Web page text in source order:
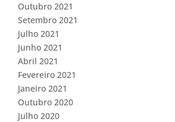
Outubro 2021
Setembro 2021
Julho 2021
Junho 2021
Abril 2021
Fevereiro 2021
Janeiro 2021
Outubro 2020
Julho 2020